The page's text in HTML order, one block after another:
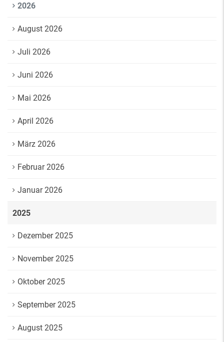
2026
August 2026
Juli 2026
Juni 2026
Mai 2026
April 2026
März 2026
Februar 2026
Januar 2026
2025
Dezember 2025
November 2025
Oktober 2025
September 2025
August 2025